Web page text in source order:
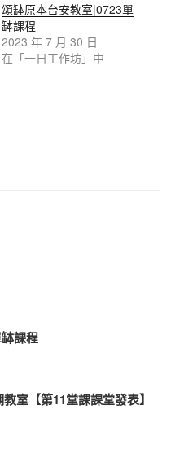
頌缽原本台安教室|0723單
缽課程
2023 年 7 月 30 日
在「一日工作坊」中
課程
室【第11堂課課堂發表】